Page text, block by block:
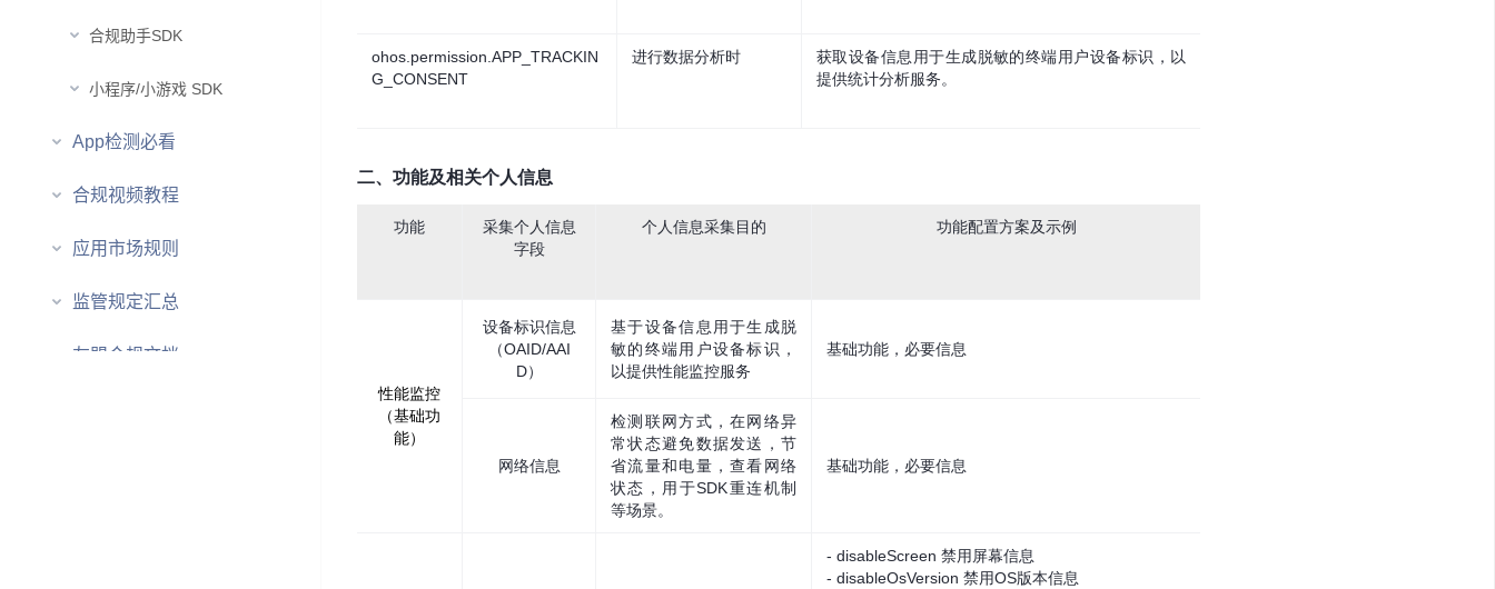
合规助手SDK
小程序/小游戏 SDK
App检测必看
合规视频教程
应用市场规则
监管规定汇总
友盟合规文档
ohos.permission.APP_TRACKIN
G_CONSENT
进行数据分析时
获取设备信息用于生成脱敏的终端用户设备标识，以
提供统计分析服务。
二、功能及相关个人信息
功能
采集个人信息
字段
个人信息采集目的 功能配置方案及示例
性能监控
（基础功
能）
设备标识信息
（OAID/AAI
D）
基于设备信息用于生成脱
敏的终端用户设备标识，
以提供性能监控服务
基础功能，必要信息
网络信息
检测联网方式，在网络异
常状态避免数据发送，节
省流量和电量，查看网络
状态，用于SDK重连机制
等场景。
基础功能，必要信息
- disableScreen 禁用屏幕信息
- disableOsVersion 禁用OS版本信息